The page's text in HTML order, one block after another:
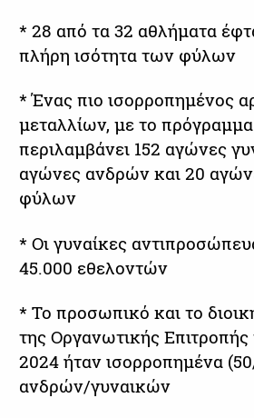
* 28 από τα 32 αθλήματα
πλήρη ισότητα των φύλων
* Ένας πιο ισορροπημένος
μεταλλίων, με το
περιλαμβάνει 152 αγώνες
αγώνες ανδρών και 20
φύλων
* Οι γυναίκες
45.000 εθελοντών
* Το προσωπικό και το
της Οργανωτικής Επιτροπής
2024 ήταν ισορροπημένα
ανδρών/γυναικών